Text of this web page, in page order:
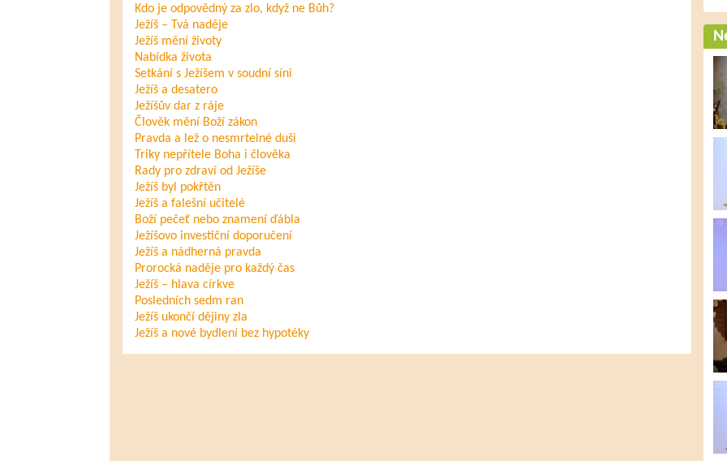
Kdo je odpovědný za zlo, když ne Bůh?
Ježíš – Tvá naděje
Ježíš mění životy
Nabídka života
Setkání s Ježíšem v soudní síni
Ježíš a desatero
Ježíšův dar z ráje
Člověk mění Boží zákon
Pravda a lež o nesmrtelné duši
Triky nepřítele Boha i člověka
Rady pro zdraví od Ježíše
Ježíš byl pokřtěn
Ježíš a falešní učitelé
Boží pečeť nebo znamení ďábla
Ježíšovo investiční doporučení
Ježíš a nádherná pravda
Prorocká naděje pro každý čas
Ježíš – hlava církve
Posledních sedm ran
Ježíš ukončí dějiny zla
Ježíš a nové bydlení bez hypotéky